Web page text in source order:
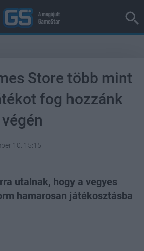
Store több mint
fog hozzánk
10. 15:15
utalnak, hogy a vegyes
hamarosan játékosztásba